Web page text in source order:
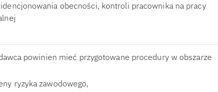
obecności, kontroli pracownika na pracy
powinien mieć przygotowane procedury w obszarze
ryzyka zawodowego,